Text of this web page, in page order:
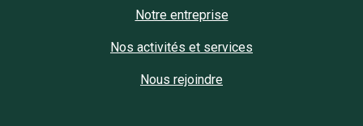
Notre entreprise
Nos activités et services
Nous rejoindre